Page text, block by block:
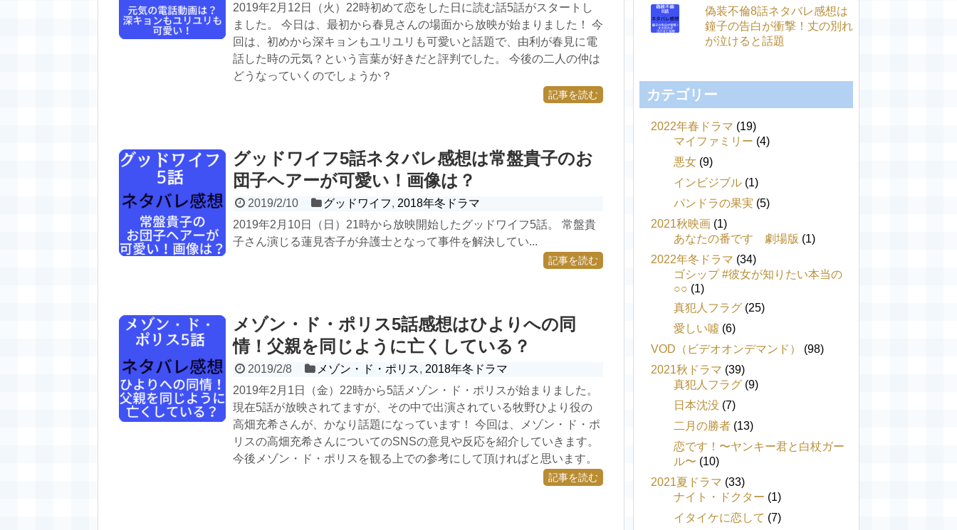
2019年2月12日（火）22時初めて恋をした日に読む話5話がスタートし
ました。 今日は、最初から春見さんの場面から放映が始まりました！ 今
回は、初めから深キョンもユリユリも可愛いと話題で、由利が春見に電
話した時の元気？という言葉が好きだと評判でした。 今後の二人の仲は
どうなっていくのでしょうか？
記事を読む
グッドワイフ5話ネタバレ感想は常盤貴子のお
団子ヘアーが可愛い！画像は？
2019/2/10 グッドワイフ, 2018年冬ドラマ
2019年2月10日（日）21時から放映開始したグッドワイフ5話。 常盤貴
子さん演じる蓮見杏子が弁護士となって事件を解決してい...
記事を読む
メゾン・ド・ポリス5話感想はひよりへの同
情！父親を同じように亡くしている？
2019/2/8 メゾン・ド・ポリス, 2018年冬ドラマ
2019年2月1日（金）22時から5話メゾン・ド・ポリスが始まりました。
現在5話が放映されてますが、その中で出演されている牧野ひより役の
高畑充希さんが、かなり話題になっています！ 今回は、メゾン・ド・ポ
リスの高畑充希さんについてのSNSの意見や反応を紹介していきます。
今後メゾン・ド・ポリスを観る上での参考にして頂ければと思います。
記事を読む
偽装不倫8話ネタバレ感想は
鐘子の告白が衝撃！丈の別れ
が泣けると話題
カテゴリー
2022年春ドラマ (19)
マイファミリー (4)
悪女 (9)
インビジブル (1)
パンドラの果実 (5)
2021秋映画 (1)
あなたの番です 劇場版 (1)
2022年冬ドラマ (34)
ゴシップ #彼女が知りたい本当の
○○ (1)
真犯人フラグ (25)
愛しい噓 (6)
VOD（ビデオオンデマンド）
(98)
2021秋ドラマ (39)
真犯人フラグ (9)
日本沈没 (7)
二月の勝者 (13)
恋です！〜ヤンキー君と白杖ガー
ル〜 (10)
2021夏ドラマ (33)
ナイト・ドクター (1)
イタイケに恋して (7)